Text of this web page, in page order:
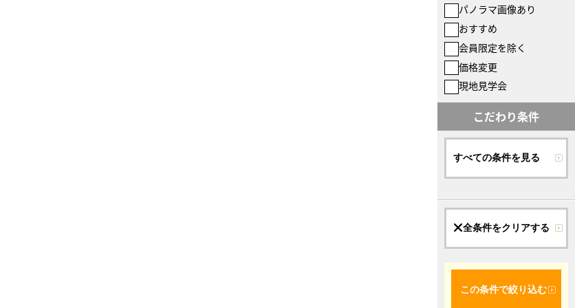
パノラマ画像あり
おすすめ
会員限定を除く
価格変更
現地見学会
こだわり条件
すべての条件を見る
全条件をクリアする
この条件で絞り込む